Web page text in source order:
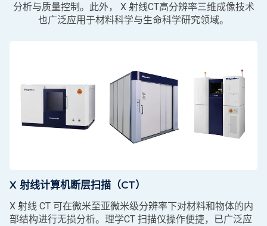
分析与质量控制。此外， X 射线CT高分辨率三维成像技术
也广泛应用于材料科学与生命科学研究领域。
X 射线计算机断层扫描（CT）
X 射线 CT 可在微米至亚微米级分辨率下对材料和物体的内
部结构进行无损分析。理学CT 扫描仪操作便捷，已广泛应